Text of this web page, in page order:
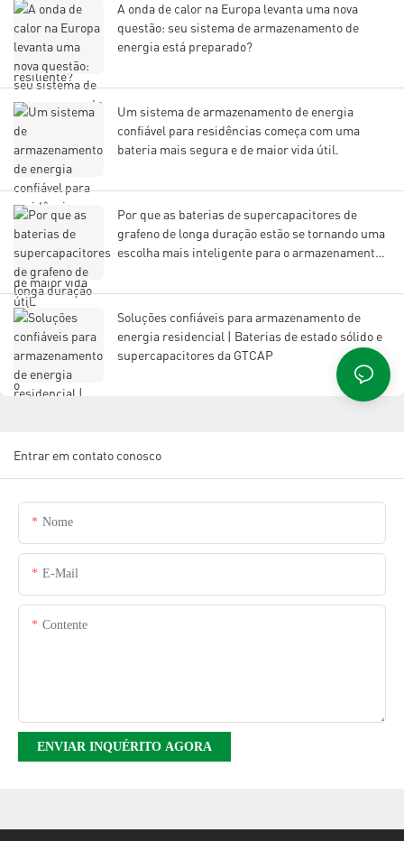
A onda de calor na Europa levanta uma nova
questão: seu sistema de armazenamento de
energia está preparado?
Um sistema de armazenamento de energia
confiável para residências começa com uma
bateria mais segura e de maior vida útil.
Por que as baterias de supercapacitores de
grafeno de longa duração estão se tornando uma
escolha mais inteligente para o armazenamento
Soluções confiáveis ​​para armazenamento de
energia residencial | Baterias de estado sólido e
supercapacitores da GTCAP
Entrar em contato conosco
Nome
E-Mail
Contente
ENVIAR INQUÉRITO AGORA